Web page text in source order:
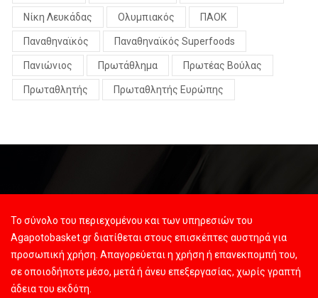
Νίκη Λευκάδας Ολυμπιακός ΠΑΟΚ
Παναθηναϊκός Παναθηναϊκός Superfoods
Πανιώνιος Πρωτάθλημα Πρωτέας Βούλας
Πρωταθλητής Πρωταθλητής Ευρώπης
Το σύνολο του περιεχομένου και των υπηρεσιών του
Agapotobasket.gr διατίθεται στους επισκέπτες αυστηρά για
προσωπική χρήση. Απαγορεύεται η χρήση ή επανεκπομπή του,
σε οποιοδήποτε μέσο, μετά ή άνευ επεξεργασίας, χωρίς γραπτή
άδεια του εκδότη.